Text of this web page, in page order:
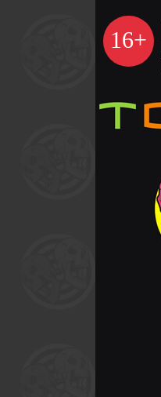
16+